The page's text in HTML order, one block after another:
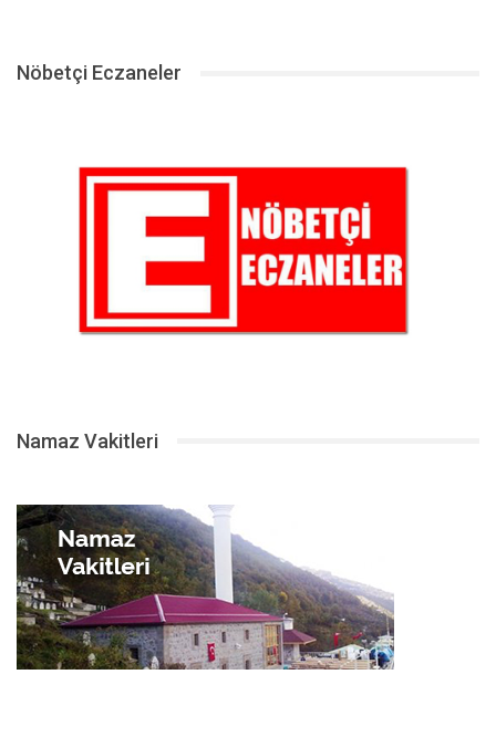
Nöbetçi Eczaneler
Namaz Vakitleri